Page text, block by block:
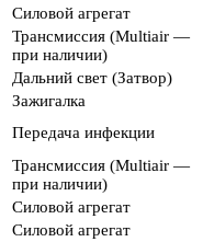
Силовой агрегат
Трансмиссия (Multiair —
при наличии)
Дальний свет (Затвор)
Зажигалка
Передача инфекции
Трансмиссия (Multiair —
при наличии)
Силовой агрегат
Силовой агрегат